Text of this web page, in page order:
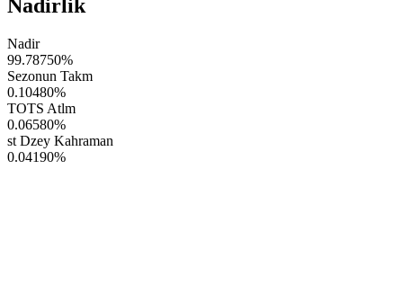
Nadirlik
Nadir
99.78750%
Sezonun Takm
0.10480%
TOTS Atlm
0.06580%
st Dzey Kahraman
0.04190%